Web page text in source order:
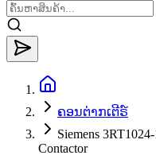
ຄອນຕ່າກເຕີຣ໌
Siemens
Contactor